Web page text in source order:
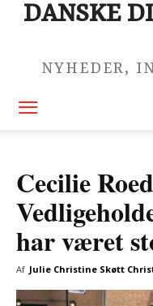
DANSKE
NYHEDER,
Cecilie
har været
Af Julie Christine Skøtt